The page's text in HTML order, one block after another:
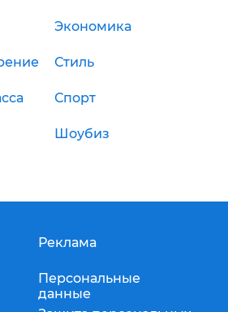
Экономика
Стиль
Спорт
Шоубиз
Реклама
Персональные
данные